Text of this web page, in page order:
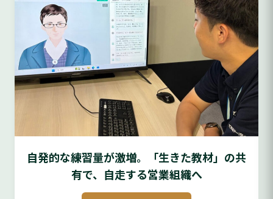
自発的な練習量が激増。「生きた教材」の共
有で、自走する営業組織へ